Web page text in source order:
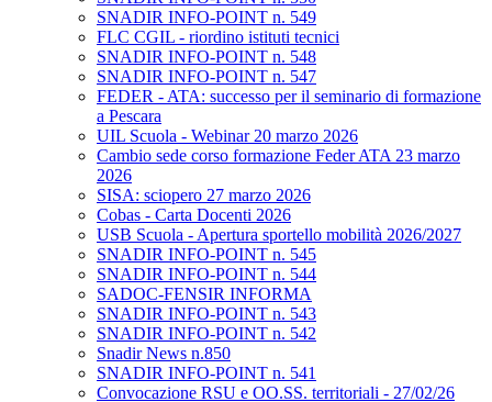
SNADIR INFO-POINT n. 549
FLC CGIL - riordino istituti tecnici
SNADIR INFO-POINT n. 548
SNADIR INFO-POINT n. 547
FEDER - ATA: successo per il seminario di formazione
a Pescara
UIL Scuola - Webinar 20 marzo 2026
Cambio sede corso formazione Feder ATA 23 marzo
2026
SISA: sciopero 27 marzo 2026
Cobas - Carta Docenti 2026
USB Scuola - Apertura sportello mobilità 2026/2027
SNADIR INFO-POINT n. 545
SNADIR INFO-POINT n. 544
SADOC-FENSIR INFORMA
SNADIR INFO-POINT n. 543
SNADIR INFO-POINT n. 542
Snadir News n.850
SNADIR INFO-POINT n. 541
Convocazione RSU e OO.SS. territoriali - 27/02/26